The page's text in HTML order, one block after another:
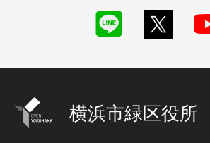
横浜市緑区役所